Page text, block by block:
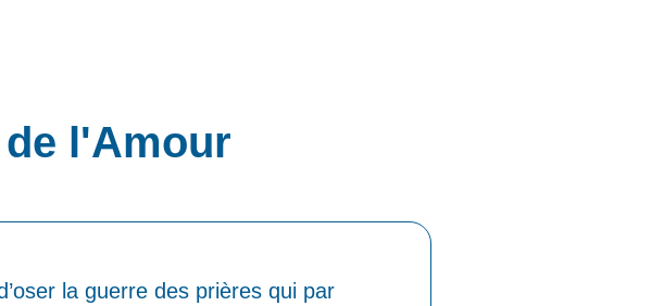
l'Amour
la guerre des prières qui par